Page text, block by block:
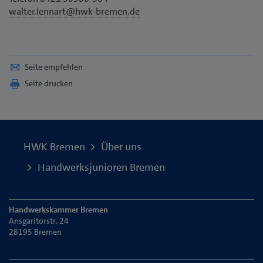
walter.lennart@hwk-bremen.de
Seite empfehlen
Seite drucken
HWK Bremen
Über uns
Handwerksjunioren Bremen
Handwerkskammer Bremen
Ansgaritorstr. 24
28195 Bremen